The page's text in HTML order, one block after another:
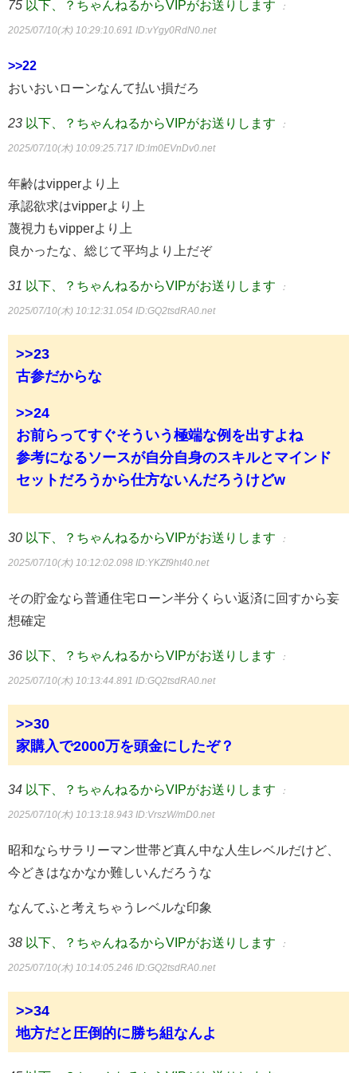
75 以下、？ちゃんねるからVIPがお送りします ：
2025/07/10(木) 10:29:10.691 ID:vYgy0RdN0.net
>>22
おいおいローンなんて払い損だろ
23 以下、？ちゃんねるからVIPがお送りします ：
2025/07/10(木) 10:09:25.717 ID:lm0EVnDv0.net
年齢はvipperより上
承認欲求はvipperより上
蔑視力もvipperより上
良かったな、総じて平均より上だぞ
31 以下、？ちゃんねるからVIPがお送りします ：
2025/07/10(木) 10:12:31.054 ID:GQ2tsdRA0.net
>>23
古参だからな
>>24
お前らってすぐそういう極端な例を出すよね
参考になるソースが自分自身のスキルとマインド
セットだろうから仕方ないんだろうけどw
30 以下、？ちゃんねるからVIPがお送りします ：
2025/07/10(木) 10:12:02.098 ID:YKZf9ht40.net
その貯金なら普通住宅ローン半分くらい返済に回すから妄
想確定
36 以下、？ちゃんねるからVIPがお送りします ：
2025/07/10(木) 10:13:44.891 ID:GQ2tsdRA0.net
>>30
家購入で2000万を頭金にしたぞ？
34 以下、？ちゃんねるからVIPがお送りします ：
2025/07/10(木) 10:13:18.943 ID:VrszW/mD0.net
昭和ならサラリーマン世帯ど真ん中な人生レベルだけど、
今どきはなかなか難しいんだろうな
なんてふと考えちゃうレベルな印象
38 以下、？ちゃんねるからVIPがお送りします ：
2025/07/10(木) 10:14:05.246 ID:GQ2tsdRA0.net
>>34
地方だと圧倒的に勝ち組なんよ